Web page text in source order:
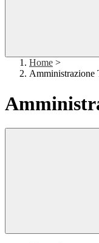
Home >
Amministrazione